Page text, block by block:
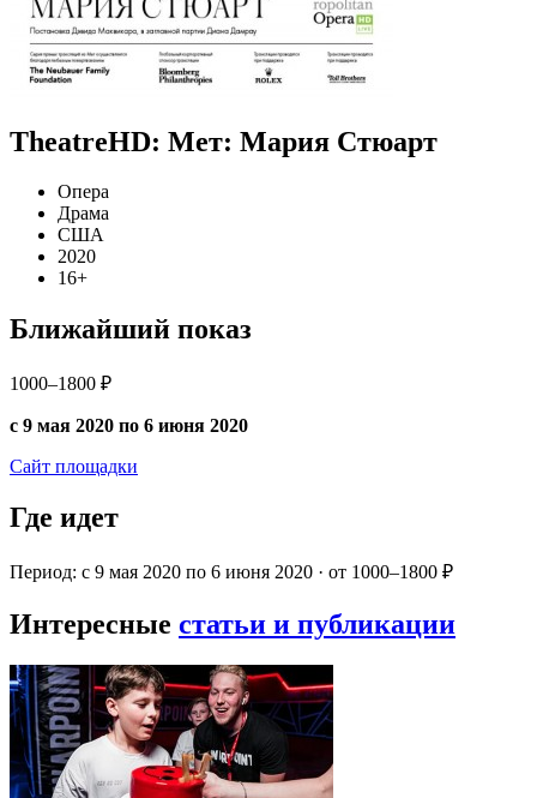
TheatreHD: Мет: Мария Стюарт
Опера
Драма
США
2020
16+
Ближайший показ
1000–1800 ₽
с 9 мая 2020 по 6 июня 2020
Сайт площадки
Где идет
Период: с 9 мая 2020 по 6 июня 2020 · от 1000–1800 ₽
Интересные статьи и публикации